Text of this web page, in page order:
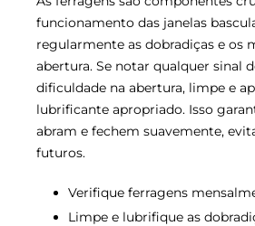
funcionamento das janelas
regularmente as dobradiças e os
abertura. Se notar qualquer sinal
dificuldade na abertura, limpe e
lubrificante apropriado. Isso
abram e fechem suavemente,
futuros.
Verifique ferragens
Limpe e lubrifique as